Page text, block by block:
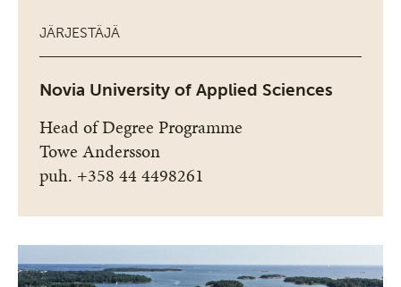
JÄRJESTÄJÄ
Novia University of Applied Sciences
Head of Degree Programme
Towe Andersson
puh. +358 44 4498261